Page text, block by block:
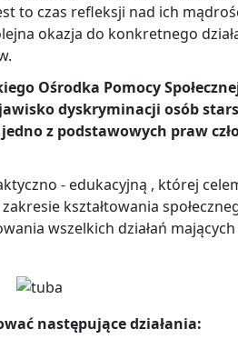
to czas refleksji nad ich
okazja do konkretnego
Ośrodka Pomocy
dyskryminacji osób
z podstawowych praw
- edukacyjną , której
kształtowania
wszelkich działań mających
następujące działania: